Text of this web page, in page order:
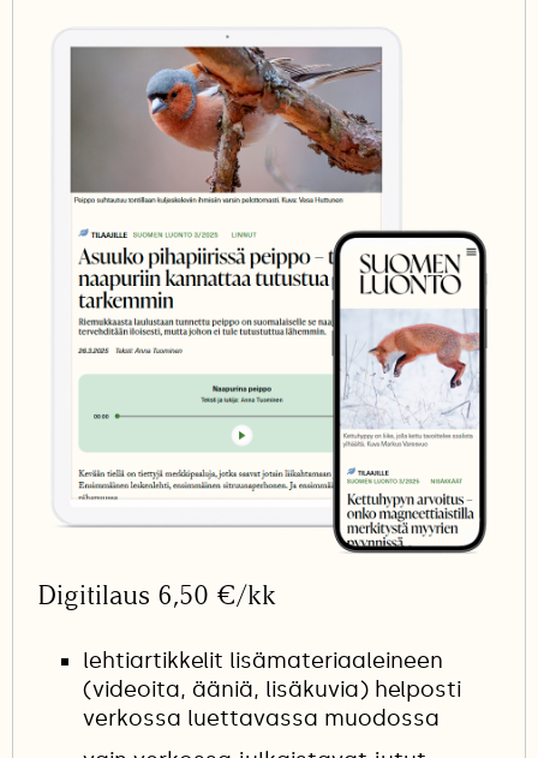
Digitilaus 6,50 €/kk
lehtiartikkelit lisämateriaaleineen
(videoita, ääniä, lisäkuvia) helposti
verkossa luettavassa muodossa